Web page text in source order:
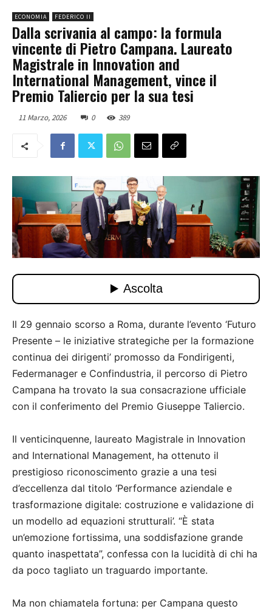
ECONOMIA FEDERICO II
Dalla scrivania al campo: la formula
vincente di Pietro Campana. Laureato
Magistrale in Innovation and
International Management, vince il
Premio Taliercio per la sua tesi
11 Marzo, 2026 0 389
Il 29 gennaio scorso a Roma, durante l’evento ‘Futuro
Presente – le iniziative strategiche per la formazione
continua dei dirigenti’ promosso da Fondirigenti,
Federmanager e Confindustria, il percorso di Pietro
Campana ha trovato la sua consacrazione ufficiale
con il conferimento del Premio Giuseppe Taliercio.
Il venticinquenne, laureato Magistrale in Innovation
and International Management, ha ottenuto il
prestigioso riconoscimento grazie a una tesi
d’eccellenza dal titolo ‘Performance aziendale e
trasformazione digitale: costruzione e validazione di
un modello ad equazioni strutturali’. “È stata
un’emozione fortissima, una soddisfazione grande
quanto inaspettata”, confessa con la lucidità di chi ha
da poco tagliato un traguardo importante.
Ma non chiamatela fortuna: per Campana questo